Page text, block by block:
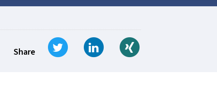
not Print
Bundling
Share
Tweet Share on LinkedIn